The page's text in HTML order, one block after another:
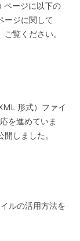
ページに以下の
ージに関して
覧ください。
形式）ファイ
を進めていま
しました。
ルの活用方法を